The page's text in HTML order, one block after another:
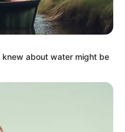
about water might be